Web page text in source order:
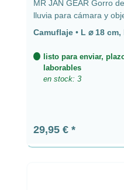
MR JAN GEAR Gorro
lluvia para cámara y
longitud 70 cm
Camuflaje • L ⌀ 18
listo para enviar,
laborables
en stock: 3
Precio normal:
29,95 €